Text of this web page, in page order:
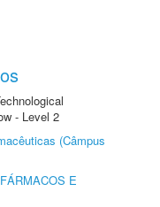
- Level 2
(Câmpus
E